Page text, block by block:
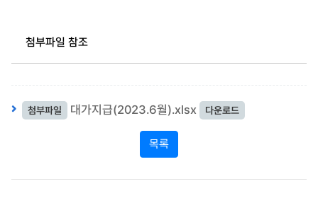
첨부파일 참조
첨부파일 대가지급(2023.6월).xlsx 다운로드
목록